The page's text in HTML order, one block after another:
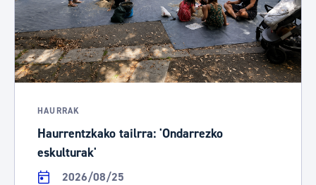
HAURRAK
Haurrentzkako tailrra: 'Ondarrezko
eskulturak'
2026/08/25